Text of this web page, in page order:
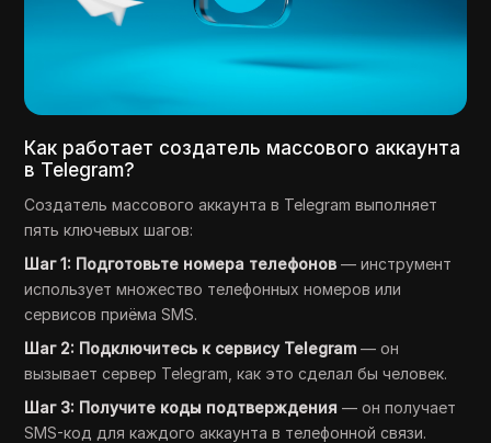
Как работает создатель массового аккаунта
в Telegram?
Создатель массового аккаунта в Telegram выполняет
пять ключевых шагов:
Шаг 1: Подготовьте номера телефонов — инструмент
использует множество телефонных номеров или
сервисов приёма SMS.
Шаг 2: Подключитесь к сервису Telegram — он
вызывает сервер Telegram, как это сделал бы человек.
Шаг 3: Получите коды подтверждения — он получает
SMS-код для каждого аккаунта в телефонной связи.